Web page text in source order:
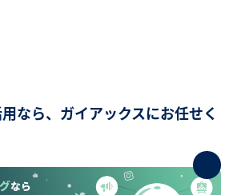
なら、ガイアックスにお任せく